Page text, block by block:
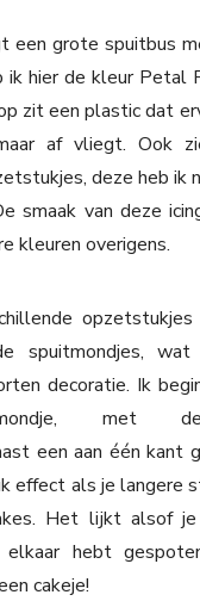
een grote spuitbus
ik hier de kleur Petal
zit een plastic dat
af vliegt. Ook
deze heb ik
smaak van deze
kleuren overigens.
opzetstukjes
spuitmondjes,
decoratie. Ik
met
een aan één kant
effect als je langere
Het lijkt alsof
elkaar hebt
cakeje!